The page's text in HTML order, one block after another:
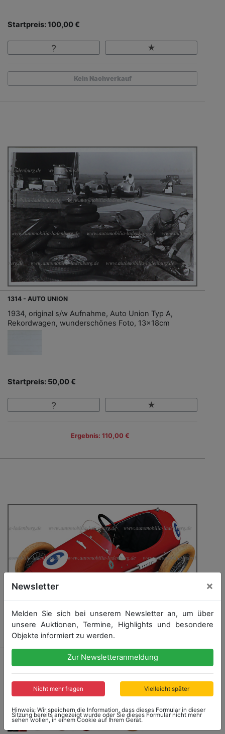
Startpreis: 100,00 €
Kein Nachverkauf
1314 - AUTO UNION
1934, original s/w Aufnahme, Auto Union Typ A,
Rekordwagen, wunderschönes Foto, 13x18cm
Startpreis: 50,00 €
Ergebnis: 110,00 €
1315 - GIORDANI (FERRARI)
weißen Super Ballon Reifen, elektrischer Beleuchtung,
Hupe und Motorgeräusch Motor, original Lackierung,
Newsletter ×
Melden Sie sich bei unserem Newsletter an, um über
unsere Auktionen, Termine, Highlights und besondere
Objekte informiert zu werden.
Zur Newsletteranmeldung
Nicht mehr fragen Vielleicht später
Hinweis: Wir speichern die Information, dass dieses Formular in dieser
Sitzung bereits angezeigt wurde oder Sie dieses Formular nicht mehr
sehen wollen, in einem Cookie auf Ihrem Gerät.